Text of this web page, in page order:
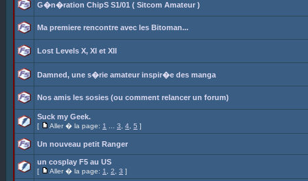
G�n�ration ChipS S1/01 ( Sitcom Amateur )
Ma premiere rencontre avec les Bitoman...
Lost Levels X, XI et XII
Damned, une s�rie amateur inspir�e des manga
Nos amis les sosies (ou comment relancer un forum)
Suck my Geek.
[ Aller � la page: 1 3 4 5 ]
Un nouveau petit Ranger
un cosplay F5 au US
[ Aller � la page: 1 2 3 ]